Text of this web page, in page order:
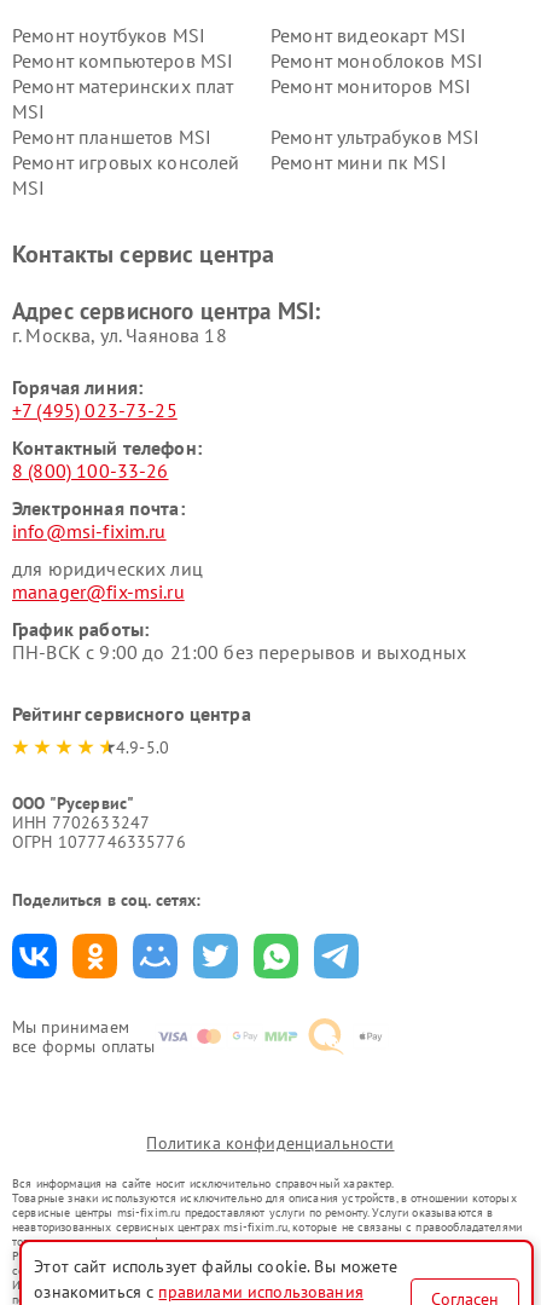
Мы принимаем
все формы оплаты
Ремонт ноутбуков MSI
Ремонт видеокарт MSI
Ремонт компьютеров MSI
Ремонт моноблоков MSI
Ремонт материнских плат
MSI
Ремонт мониторов MSI
Ремонт планшетов MSI
Ремонт ультрабуков MSI
Ремонт игровых консолей
MSI
Ремонт мини пк MSI
Контакты сервис центра
Адрес сервисного центра MSI:
г. Москва, ул. Чаянова 18
Горячая линия:
+7 (495) 023-73-25
Контактный телефон:
8 (800) 100-33-26
Электронная почта:
info@msi-fixim.ru
для юридических лиц
manager@fix-msi.ru
График работы:
ПН-ВСК с 9:00 до 21:00 без перерывов и выходных
Рейтинг сервисного центра
4.9-5.0
ООО "Русервис"
ИНН 7702633247
ОГРН 1077746335776
Поделиться в соц. сетях:
Политика конфиденциальности
Вся информация на сайте носит исключительно справочный характер.
Товарные знаки используются исключительно для описания устройств, в отношении которых
сервисные центры msi-fixim.ru предоставляют услуги по ремонту. Услуги оказываются в
неавторизованных сервисных центрах msi-fixim.ru, которые не связаны с правообладателями
товарных знаков или их официальными представителями.
Ремонт осуществляется для устройств, уже введенных в гражданский оборот в соответствии
со статьей 1487 ГК РФ.
Использование товарных знаков не преследует цели индивидуализации услуг или введения
потребителей в заблуждение, а служит для информирования о предоставляемых услугах по
Этот сайт использует файлы cookie. Вы можете
ознакомиться с правилами использования Согласен